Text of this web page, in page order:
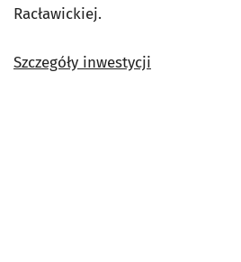
Racławickiej.
Szczegóły inwestycji